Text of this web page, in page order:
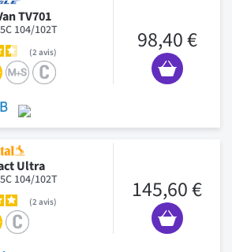
TV701
104/102T
2 avis 98,40 €
Ultra
104/102T
2 avis 145,60 €